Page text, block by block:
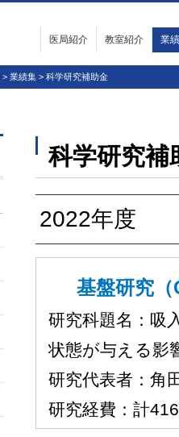
医局紹介
教授挨拶
医局員紹介
沿革
勤務支援・復帰制度について
講座について
教室紹介
臨床
教育
抄読会
業
科
そ
> 業績集 > 科学研究補助金
科学研究補
2022年度
基盤研究（
研究科題名：吸
状態が与える影
研究代表者：角
研究経費：計